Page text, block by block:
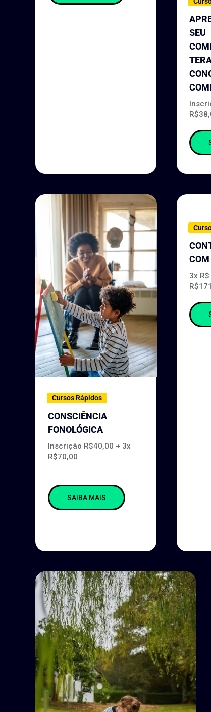
SEU
Cursos Rápidos
CONSCIÊNCIA
FONOLÓGICA
Inscrição R$40,00 + 3x
R$70,00
SAIBA MAIS
COM
3x